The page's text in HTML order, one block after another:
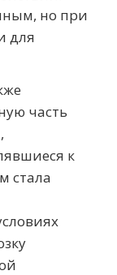
но при
для
часть
к
стала